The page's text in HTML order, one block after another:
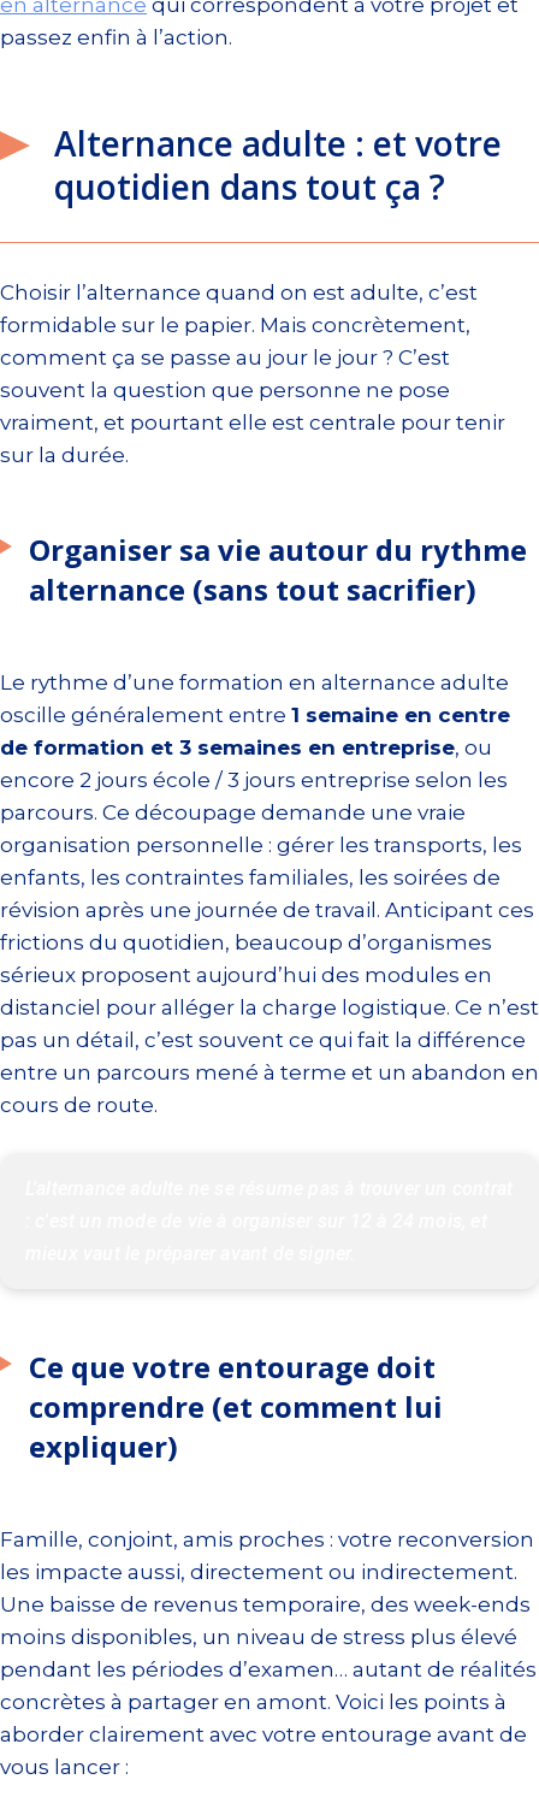
en alternance qui correspondent à votre projet et
passez enfin à l’action.
Alternance adulte : et votre
quotidien dans tout ça ?
Choisir l’alternance quand on est adulte, c’est
formidable sur le papier. Mais concrètement,
comment ça se passe au jour le jour ? C’est
souvent la question que personne ne pose
vraiment, et pourtant elle est centrale pour tenir
sur la durée.
Organiser sa vie autour du rythme
alternance (sans tout sacrifier)
Le rythme d’une formation en alternance adulte
oscille généralement entre 1 semaine en centre
de formation et 3 semaines en entreprise, ou
encore 2 jours école / 3 jours entreprise selon les
parcours. Ce découpage demande une vraie
organisation personnelle : gérer les transports, les
enfants, les contraintes familiales, les soirées de
révision après une journée de travail. Anticipant ces
frictions du quotidien, beaucoup d’organismes
sérieux proposent aujourd’hui des modules en
distanciel pour alléger la charge logistique. Ce n’est
pas un détail, c’est souvent ce qui fait la différence
entre un parcours mené à terme et un abandon en
cours de route.
Ce que votre entourage doit
comprendre (et comment lui
expliquer)
Famille, conjoint, amis proches : votre reconversion
les impacte aussi, directement ou indirectement.
Une baisse de revenus temporaire, des week-ends
moins disponibles, un niveau de stress plus élevé
pendant les périodes d’examen… autant de réalités
concrètes à partager en amont. Voici les points à
aborder clairement avec votre entourage avant de
vous lancer :